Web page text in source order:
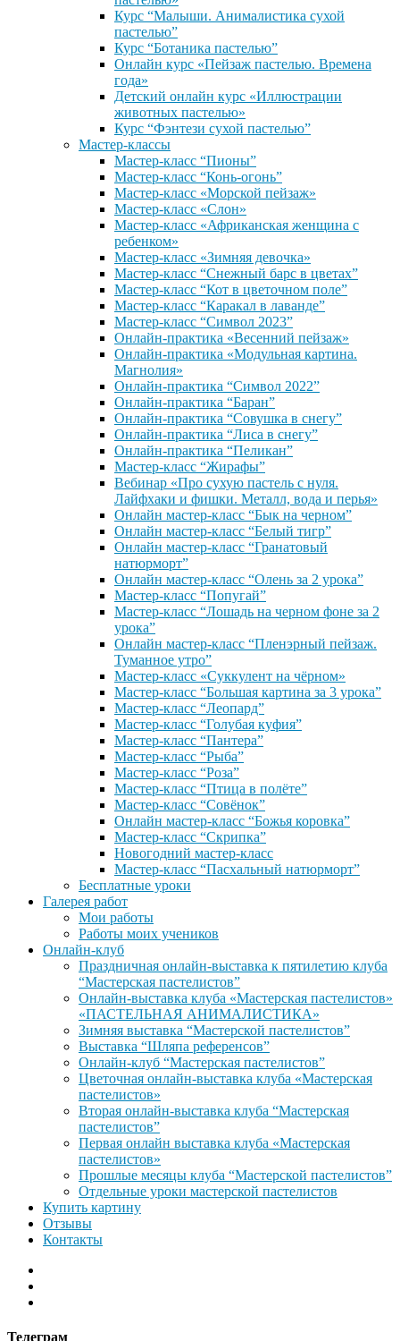
Курс “Малыши. Анималистика сухой
пастелью”
Курс “Ботаника пастелью”
Онлайн курс «Пейзаж пастелью. Времена
года»
Детский онлайн курс «Иллюстрации
животных пастелью»
Курс “Фэнтези сухой пастелью”
Мастер-классы
Мастер-класс “Пионы”
Мастер-класс “Конь-огонь”
Мастер-класс «Морской пейзаж»
Мастер-класс «Слон»
Мастер-класс «Африканская женщина с
ребенком»
Мастер-класс «Зимняя девочка»
Мастер-класс “Снежный барс в цветах”
Мастер-класс “Кот в цветочном поле”
Мастер-класс “Каракал в лаванде”
Мастер-класс “Символ 2023”
Онлайн-практика «Весенний пейзаж»
Онлайн-практика «Модульная картина.
Магнолия»
Онлайн-практика “Символ 2022”
Онлайн-практика “Баран”
Онлайн-практика “Совушка в снегу”
Онлайн-практика “Лиса в снегу”
Онлайн-практика “Пеликан”
Мастер-класс “Жирафы”
Вебинар «Про сухую пастель с нуля.
Лайфхаки и фишки. Металл, вода и перья»
Онлайн мастер-класс “Бык на черном”
Онлайн мастер-класс “Белый тигр”
Онлайн мастер-класс “Гранатовый
натюрморт”
Онлайн мастер-класс “Олень за 2 урока”
Мастер-класс “Попугай”
Мастер-класс “Лошадь на черном фоне за 2
урока”
Онлайн мастер-класс “Пленэрный пейзаж.
Туманное утро”
Мастер-класс «Суккулент на чёрном»
Мастер-класс “Большая картина за 3 урока”
Мастер-класс “Леопард”
Мастер-класс “Голубая куфия”
Мастер-класс “Пантера”
Мастер-класс “Рыба”
Мастер-класс “Роза”
Мастер-класс “Птица в полёте”
Мастер-класс “Совёнок”
Онлайн мастер-класс “Божья коровка”
Мастер-класс “Скрипка”
Новогодний мастер-класс
Мастер-класс “Пасхальный натюрморт”
Бесплатные уроки
Галерея работ
Мои работы
Работы моих учеников
Онлайн-клуб
Праздничная онлайн-выставка к пятилетию клуба
“Мастерская пастелистов”
Онлайн-выставка клуба «Мастерская пастелистов»
«ПАСТЕЛЬНАЯ АНИМАЛИСТИКА»
Зимняя выставка “Мастерской пастелистов”
Выставка “Шляпа референсов”
Онлайн-клуб “Мастерская пастелистов”
Цветочная онлайн-выставка клуба «Мастерская
пастелистов»
Вторая онлайн-выставка клуба “Мастерская
пастелистов”
Первая онлайн выставка клуба «Мастерская
пастелистов»
Прошлые месяцы клуба “Мастерской пастелистов”
Отдельные уроки мастерской пастелистов
Купить картину
Отзывы
Контакты
Телеграм